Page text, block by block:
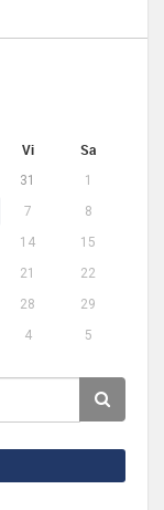
Vi Sa
31
1
7
8
14
15
21
22
28
29
4 5